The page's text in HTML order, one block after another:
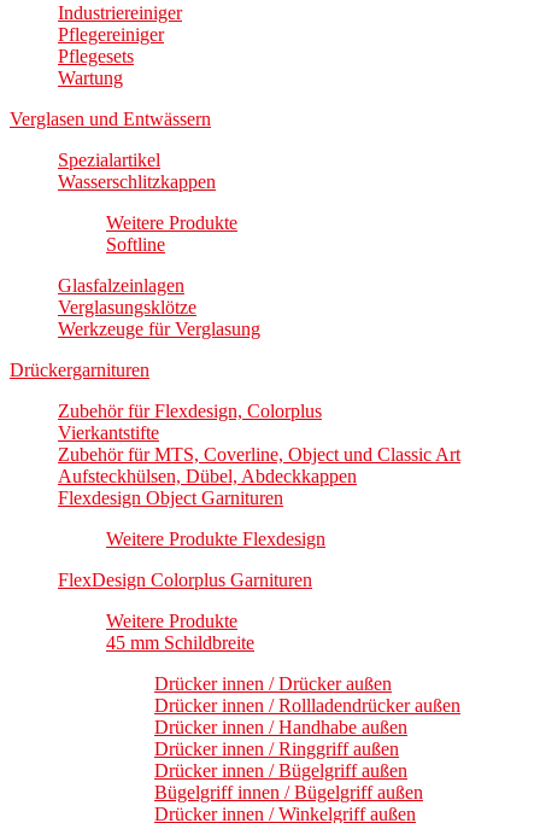
Industriereiniger
Pflegereiniger
Pflegesets
Wartung
Verglasen und Entwässern
Spezialartikel
Wasserschlitzkappen
Weitere Produkte
Softline
Glasfalzeinlagen
Verglasungsklötze
Werkzeuge für Verglasung
Drückergarnituren
Zubehör für Flexdesign, Colorplus
Vierkantstifte
Zubehör für MTS, Coverline, Object und Classic Art
Aufsteckhülsen, Dübel, Abdeckkappen
Flexdesign Object Garnituren
Weitere Produkte Flexdesign
FlexDesign Colorplus Garnituren
Weitere Produkte
45 mm Schildbreite
Drücker innen / Drücker außen
Drücker innen / Rollladendrücker außen
Drücker innen / Handhabe außen
Drücker innen / Ringgriff außen
Drücker innen / Bügelgriff außen
Bügelgriff innen / Bügelgriff außen
Drücker innen / Winkelgriff außen